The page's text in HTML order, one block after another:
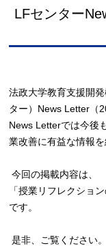
LFセンター
法政大学教育支援開
ター）News Letter（
News Letterでは今後
業改善に有益な情報を
今回の掲載内容は、
「授業リフレクショ
です。
是非、ご覧ください。